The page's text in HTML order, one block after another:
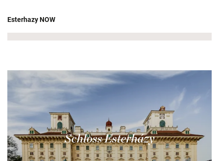
Esterhazy NOW
Schloss Esterházy